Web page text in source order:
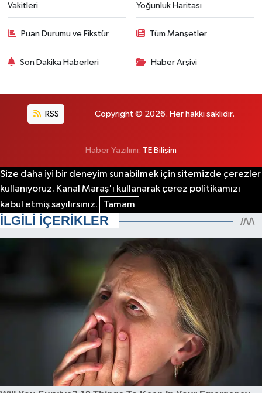
Vakitleri
Yoğunluk Haritası
Puan Durumu ve Fikstür Tüm Manşetler
Son Dakika Haberleri Haber Arşivi
RSS Copyright © 2026. Her hakkı saklıdır.
Haber Yazılımı: TE Bilişim
Size daha iyi bir deneyim sunabilmek için sitemizde çerezler
kullanıyoruz. Kanal Maraş'ı kullanarak çerez politikamızı
kabul etmiş sayılırsınız.
Tamam